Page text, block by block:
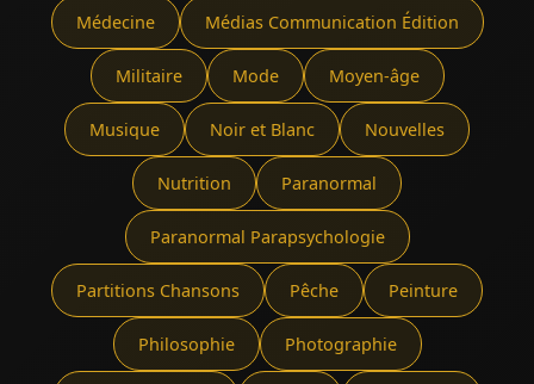
Médecine Médias Communication Édition
Militaire Mode Moyen-âge
Musique Noir et Blanc Nouvelles
Nutrition Paranormal
Paranormal Parapsychologie
Partitions Chansons Pêche Peinture
Philosophie Photographie